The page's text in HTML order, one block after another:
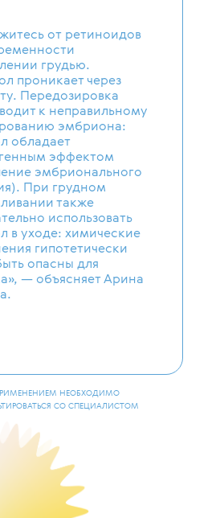
от ретиноидов
грудью.
проникает через
Передозировка
к неправильному
эмбриона:
обладает
эффектом
эмбрионального
При грудном
также
использовать
в уходе: химические
гипотетически
опасны для
— объясняет Арина
НЕОБХОДИМО
СО СПЕЦИАЛИСТОМ